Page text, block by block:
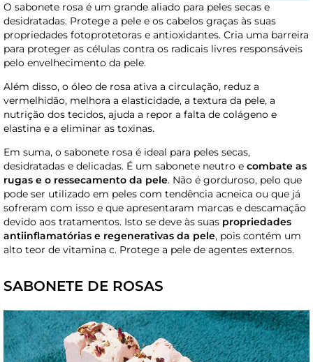
O sabonete rosa é um grande aliado para peles secas e
desidratadas. Protege a pele e os cabelos graças às suas
propriedades fotoprotetoras e antioxidantes. Cria uma barreira
para proteger as células contra os radicais livres responsáveis ​​
pelo envelhecimento da pele.
Além disso, o óleo de rosa ativa a circulação, reduz a
vermelhidão, melhora a elasticidade, a textura da pele, a
nutrição dos tecidos, ajuda a repor a falta de colágeno e
elastina e a eliminar as toxinas.
Em suma, o sabonete rosa é ideal para peles secas,
desidratadas e delicadas. É um sabonete neutro e combate as
rugas e o ressecamento da pele. Não é gorduroso, pelo que
pode ser utilizado em peles com tendência acneica ou que já
sofreram com isso e que apresentaram marcas e descamação
devido aos tratamentos. Isto se deve às suas propriedades
antiinflamatórias e regenerativas da pele, pois contém um
alto teor de vitamina c. Protege a pele de agentes externos.
SABONETE DE ROSAS